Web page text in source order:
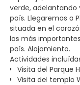
verde, adelantando
país. Llegaremos a
situada en el
los más
país. Alojamiento.
Actividades
Visita del Parque
Visita del templo